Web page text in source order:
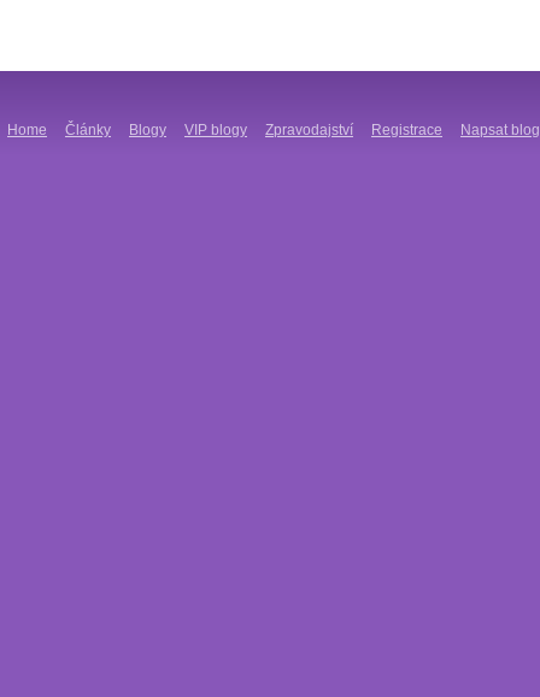
Home Články Blogy VIP blogy Zpravodajství Registrace Napsat blog